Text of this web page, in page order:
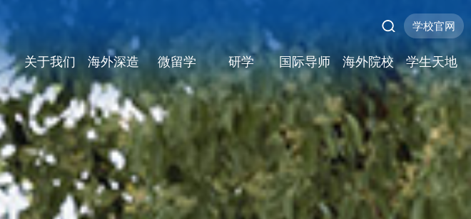
学校官网
关于我们 海外深造 微留学 研学 国际导师 海外院校 学生天地